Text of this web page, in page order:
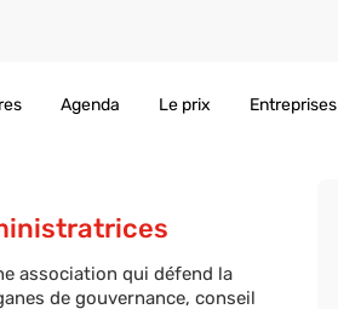
Agenda Le prix Entreprises
association qui défend la
de gouvernance, conseil